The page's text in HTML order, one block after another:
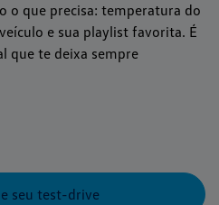
o que precisa: temperatura do
e sua playlist favorita. É
que te deixa sempre
seu test-drive